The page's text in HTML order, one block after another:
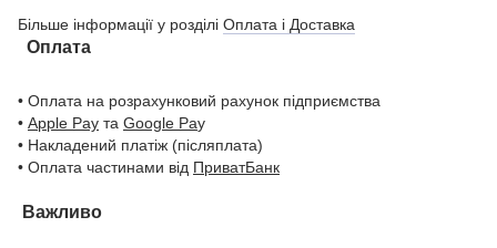
Більше інформації у розділі Оплата і Доставка
Оплата
• Оплата на розрахунковий рахунок підприємства
• Apple Pay та Google Pay
• Накладений платіж (післяплата)
• Оплата частинами від ПриватБанк
Важливо